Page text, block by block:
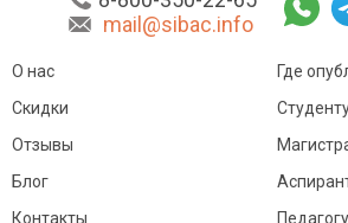
mail@sibac.info
О нас
Скидки
Отзывы
Блог
Контакты
Где
Педагогу